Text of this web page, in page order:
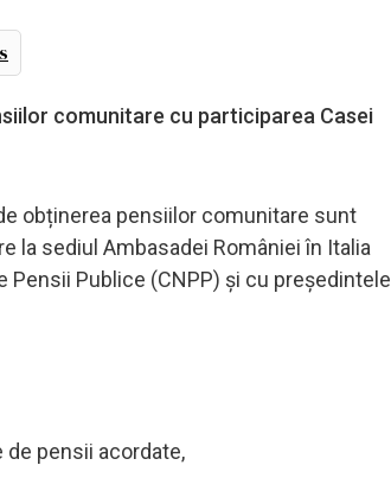
comunitare cu participarea Casei
obținerea pensiilor comunitare sunt
la sediul Ambasadei României în Italia
Pensii Publice (CNPP) și cu președintele
de pensii acordate,